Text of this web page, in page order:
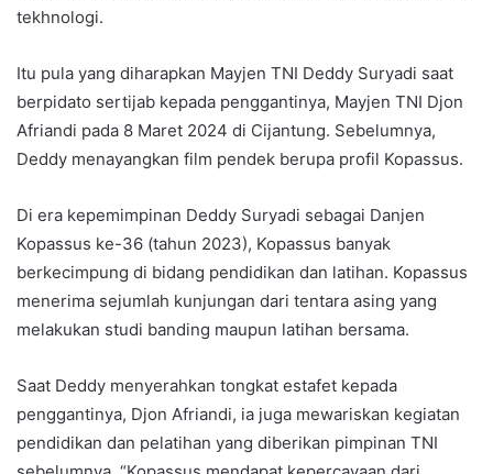
tekhnologi.
Itu pula yang diharapkan Mayjen TNI Deddy Suryadi saat
berpidato sertijab kepada penggantinya, Mayjen TNI Djon
Afriandi pada 8 Maret 2024 di Cijantung. Sebelumnya,
Deddy menayangkan film pendek berupa profil Kopassus.
Di era kepemimpinan Deddy Suryadi sebagai Danjen
Kopassus ke-36 (tahun 2023), Kopassus banyak
berkecimpung di bidang pendidikan dan latihan. Kopassus
menerima sejumlah kunjungan dari tentara asing yang
melakukan studi banding maupun latihan bersama.
Saat Deddy menyerahkan tongkat estafet kepada
penggantinya, Djon Afriandi, ia juga mewariskan kegiatan
pendidikan dan pelatihan yang diberikan pimpinan TNI